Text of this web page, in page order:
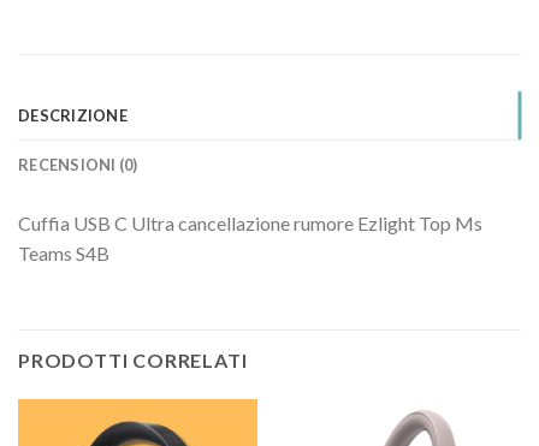
DESCRIZIONE
RECENSIONI (0)
Cuffia USB C Ultra cancellazione rumore Ezlight Top Ms
Teams S4B
PRODOTTI CORRELATI